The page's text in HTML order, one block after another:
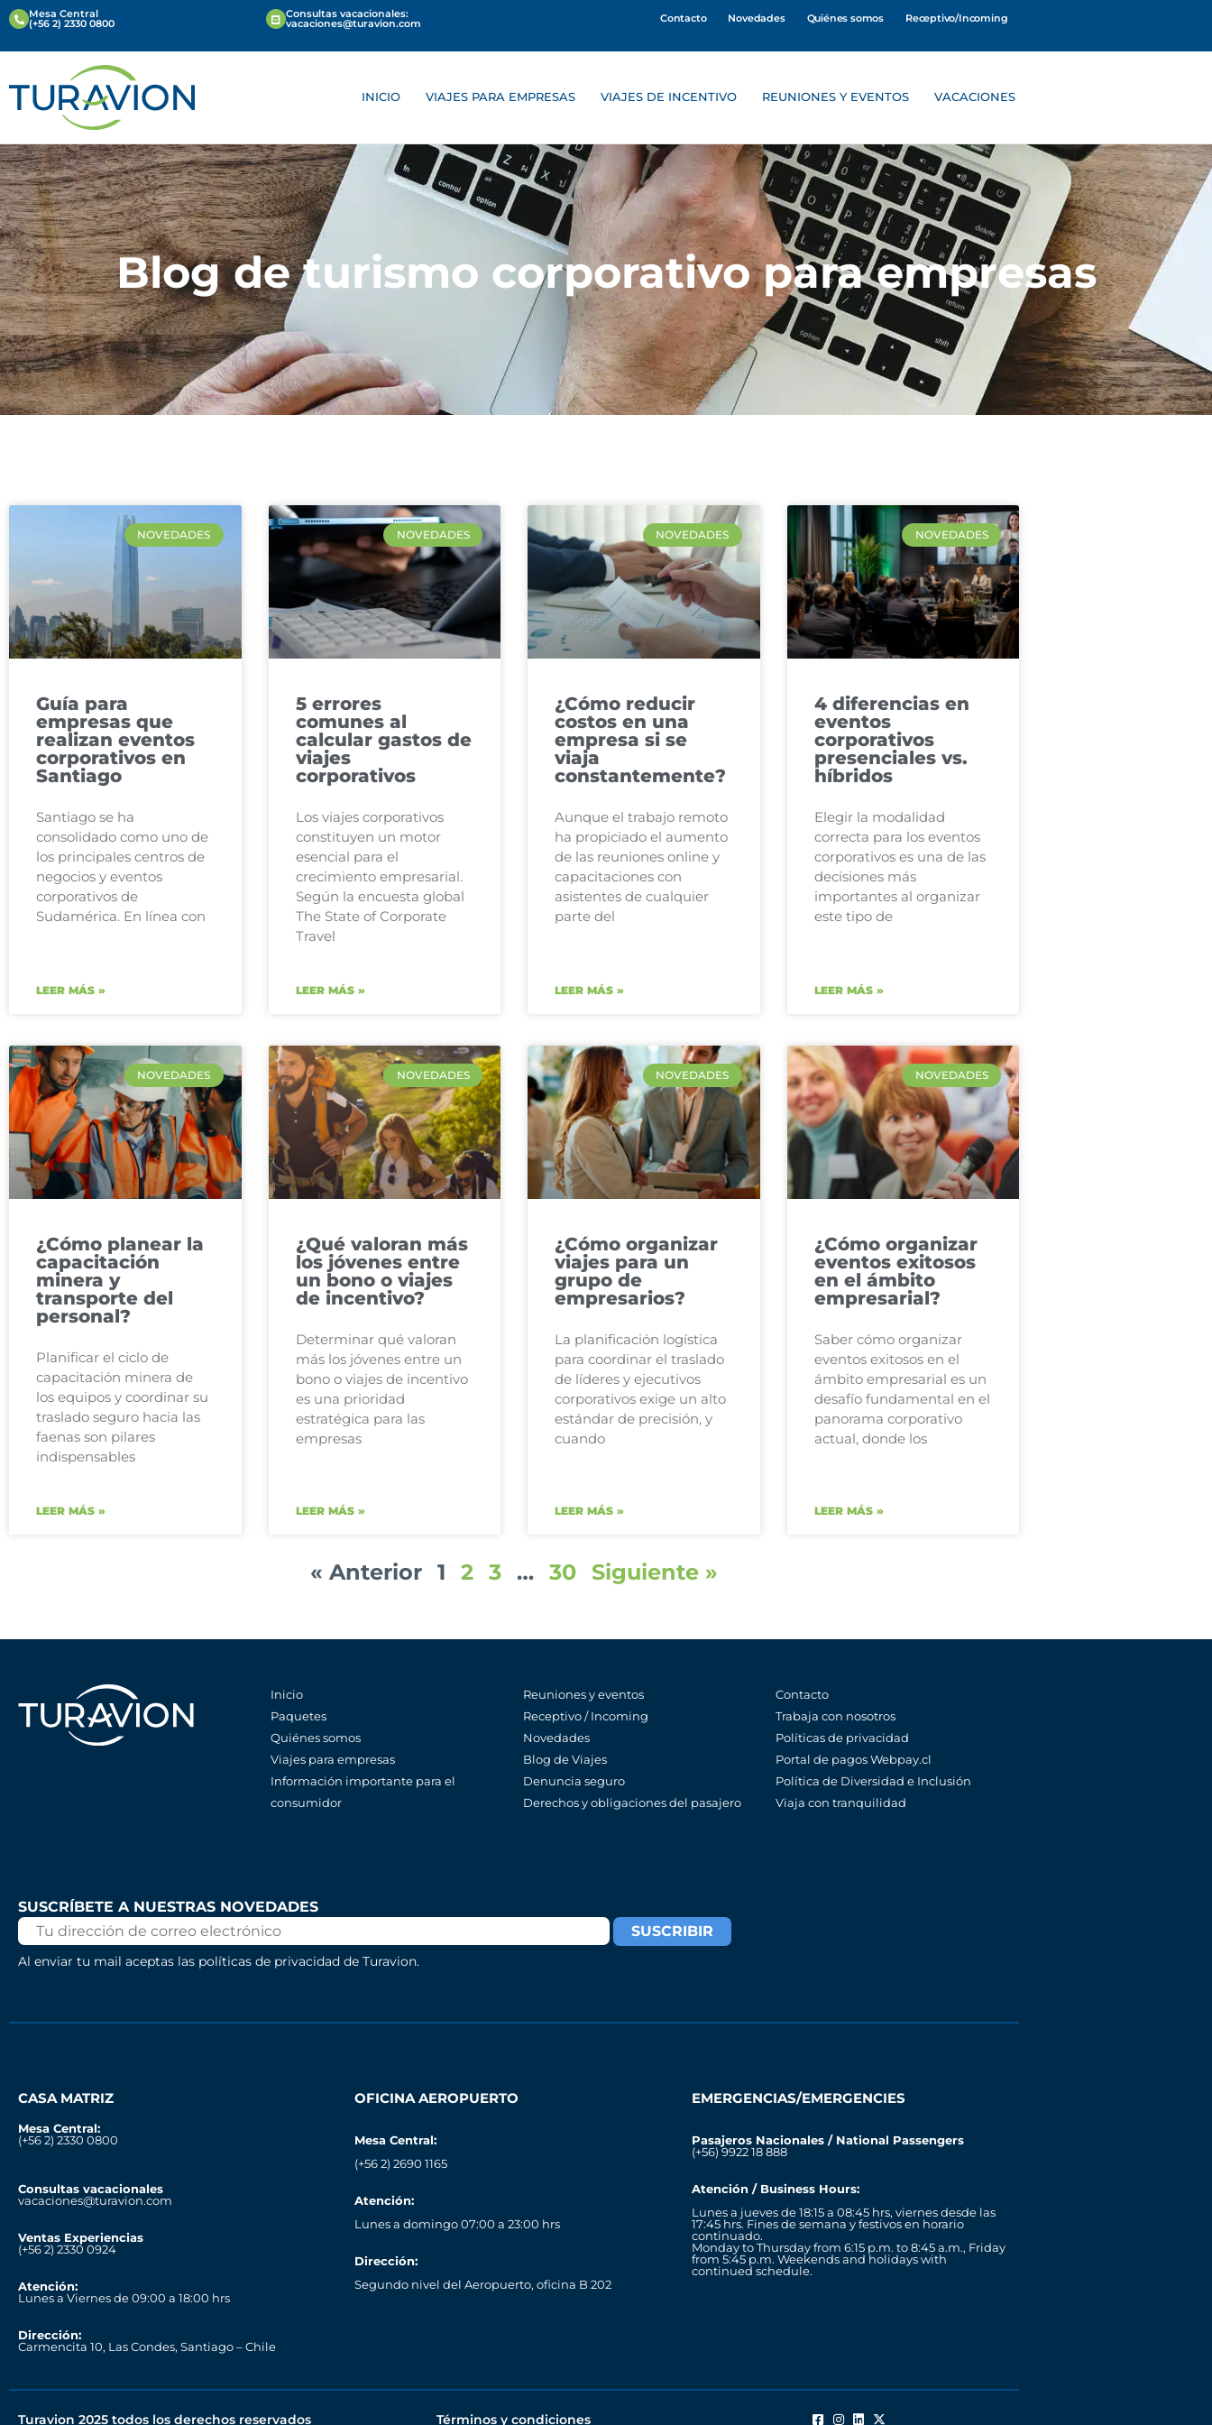
Mesa Central
(+56 2) 2330 0800
Consultas vacacionales:
vacaciones@turavion.com Contacto Novedades Quiénes somos Receptivo/Incoming
INICIO VIAJES PARA EMPRESAS VIAJES DE INCENTIVO REUNIONES Y EVENTOS VACACIONES
Blog de turismo corporativo para empresas
NOVEDADES
Guía para
empresas que
realizan eventos
corporativos en
Santiago
Santiago se ha
consolidado como uno de
los principales centros de
negocios y eventos
corporativos de
Sudamérica. En línea con
LEER MÁS »
NOVEDADES
5 errores
comunes al
calcular gastos de
viajes​
corporativos
Los viajes corporativos
constituyen un motor
esencial para el
crecimiento empresarial.
Según la encuesta global
The State of Corporate
Travel
LEER MÁS »
NOVEDADES
¿Cómo reducir
costos en una
empresa​ si se
viaja
constantemente?
Aunque el trabajo remoto
ha propiciado el aumento
de las reuniones online y
capacitaciones con
asistentes de cualquier
parte del
LEER MÁS »
NOVEDADES
4 diferencias en
eventos
corporativos
presenciales vs.
híbridos
Elegir la modalidad
correcta para los eventos
corporativos es una de las
decisiones más
importantes al organizar
este tipo de
LEER MÁS »
NOVEDADES
¿Cómo planear la
capacitación
minera y
transporte del
personal?
Planificar el ciclo de
capacitación minera de
los equipos y coordinar su
traslado seguro hacia las
faenas son pilares
indispensables
LEER MÁS »
NOVEDADES
¿Qué valoran más
los jóvenes entre
un bono o viajes
de incentivo?
Determinar qué valoran
más los jóvenes entre un
bono o viajes de incentivo
es una prioridad
estratégica para las
empresas
LEER MÁS »
NOVEDADES
¿Cómo organizar
viajes para un
grupo de
empresarios?
La planificación logística
para coordinar el traslado
de líderes y ejecutivos
corporativos exige un alto
estándar de precisión, y
cuando
LEER MÁS »
NOVEDADES
¿Cómo organizar
eventos exitosos
en el ámbito
empresarial?
Saber cómo organizar
eventos exitosos en el
ámbito empresarial es un
desafío fundamental en el
panorama corporativo
actual, donde los
LEER MÁS »
« Anterior 1 2 3 … 30 Siguiente »
Inicio
Paquetes
Quiénes somos
Viajes para empresas
Información importante para el
consumidor
Reuniones y eventos
Receptivo / Incoming
Novedades
Blog de Viajes
Denuncia seguro
Derechos y obligaciones del pasajero
Contacto
Trabaja con nosotros
Políticas de privacidad
Portal de pagos Webpay.cl
Política de Diversidad e Inclusión
Viaja con tranquilidad
SUSCRÍBETE A NUESTRAS NOVEDADES
Al enviar tu mail aceptas las políticas de privacidad de Turavion.
CASA MATRIZ
Mesa Central:
(+56 2) 2330 0800
Consultas vacacionales
vacaciones@turavion.com
Ventas Experiencias
(+56 2) 2330 0924
Atención:
Lunes a Viernes de 09:00 a 18:00 hrs
Dirección:
Carmencita 10, Las Condes, Santiago – Chile
OFICINA AEROPUERTO
Mesa Central:
(+56 2) 2690 1165
Atención:
Lunes a domingo 07:00 a 23:00 hrs
Dirección:
Segundo nivel del Aeropuerto, oficina B 202
EMERGENCIAS/EMERGENCIES
Pasajeros Nacionales / National Passengers
(+56) 9922 18 888
Atención / Business Hours:
Lunes a jueves de 18:15 a 08:45 hrs, viernes desde las
17:45 hrs. Fines de semana y festivos en horario
continuado.
Monday to Thursday from 6:15 p.m. to 8:45 a.m., Friday
from 5:45 p.m. Weekends and holidays with
continued schedule.
Turavion 2025 todos los derechos reservados Términos y condiciones